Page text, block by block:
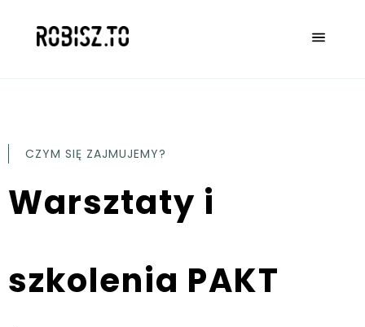
CZYM SIĘ ZAJMUJEMY?
Warsztaty i
szkolenia PAKT